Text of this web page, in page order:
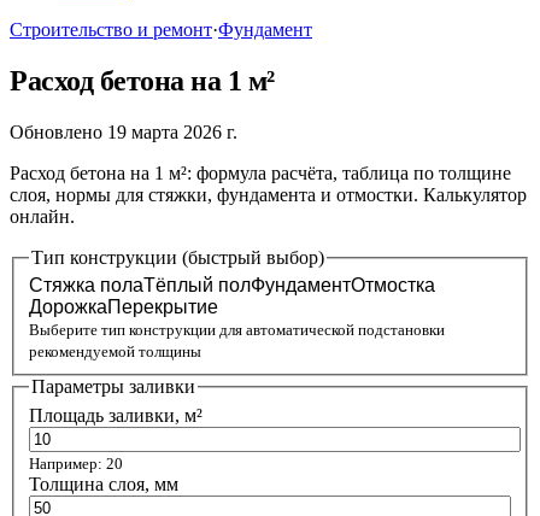
Строительство и ремонт·Фундамент
Расход бетона на 1 м²
Обновлено 19 марта 2026 г.
Расход бетона на 1 м²: формула расчёта, таблица по толщине
слоя, нормы для стяжки, фундамента и отмостки. Калькулятор
онлайн.
Тип конструкции (быстрый выбор)
Стяжка полаТёплый полФундаментОтмостка
ДорожкаПерекрытие
Выберите тип конструкции для автоматической подстановки
рекомендуемой толщины
Параметры заливки
Площадь заливки, м²
Например: 20
Толщина слоя, мм